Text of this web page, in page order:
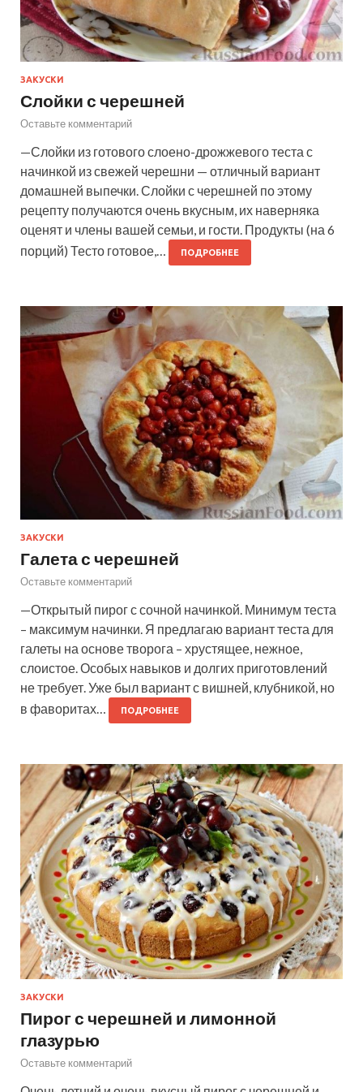
ЗАКУСКИ
Слойки с черешней
Оставьте комментарий
—Слойки из готового слоено-дрожжевого теста с
начинкой из свежей черешни — отличный вариант
домашней выпечки. Слойки с черешней по этому
рецепту получаются очень вкусным, их наверняка
оценят и члены вашей семьи, и гости. Продукты (на 6
порций) Тесто готовое,…
ПОДРОБНЕЕ
ЗАКУСКИ
Галета с черешней
Оставьте комментарий
—Открытый пирог с сочной начинкой. Минимум теста
– максимум начинки. Я предлагаю вариант теста для
галеты на основе творога – хрустящее, нежное,
слоистое. Особых навыков и долгих приготовлений
не требует. Уже был вариант с вишней, клубникой, но
в фаворитах…
ПОДРОБНЕЕ
ЗАКУСКИ
Пирог с черешней и лимонной
глазурью
Оставьте комментарий